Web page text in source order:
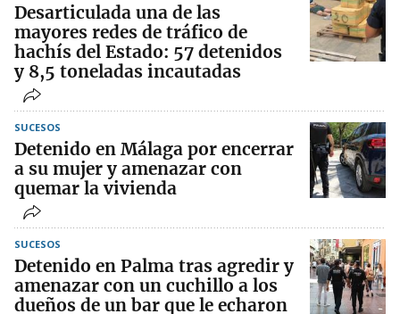
Desarticulada una de las
mayores redes de tráfico de
hachís del Estado: 57 detenidos
y 8,5 toneladas incautadas
SUCESOS
Detenido en Málaga por encerrar
a su mujer y amenazar con
quemar la vivienda
SUCESOS
Detenido en Palma tras agredir y
amenazar con un cuchillo a los
dueños de un bar que le echaron